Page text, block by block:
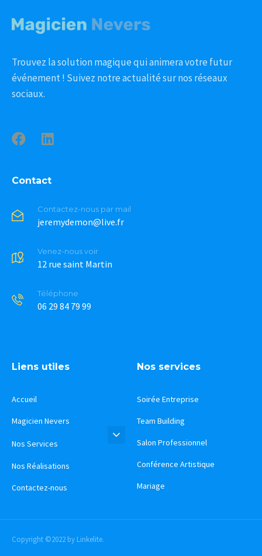
Trouvez la solution magique qui animera votre futur
événement ! Suivez notre actualité sur nos réseaux
sociaux.
Contact
Contactez-nous par mail
jeremydemon@live.fr
Venez-nous voir
12 rue saint Martin
Téléphone
06 29 84 79 99
Liens utiles
Accueil
Magicien Nevers
Nos Services
Nos Réalisations
Contactez-nous
Nos services
Soirée Entreprise
Team Building
Salon Professionnel
Conférence Artistique
Mariage
Copyright ©2022 by Linkelite.